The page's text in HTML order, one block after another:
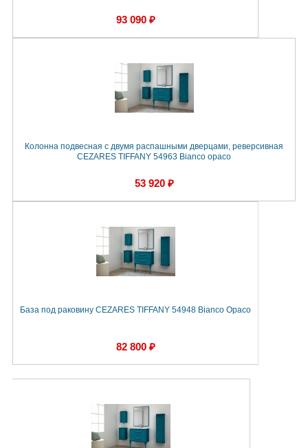
93 090 ₽
Колонна подвесная с двумя распашными дверцами, реверсивная
CEZARES TIFFANY 54963 Bianco opaco
53 920 ₽
База под раковину CEZARES TIFFANY 54948 Bianco Opaco
82 800 ₽